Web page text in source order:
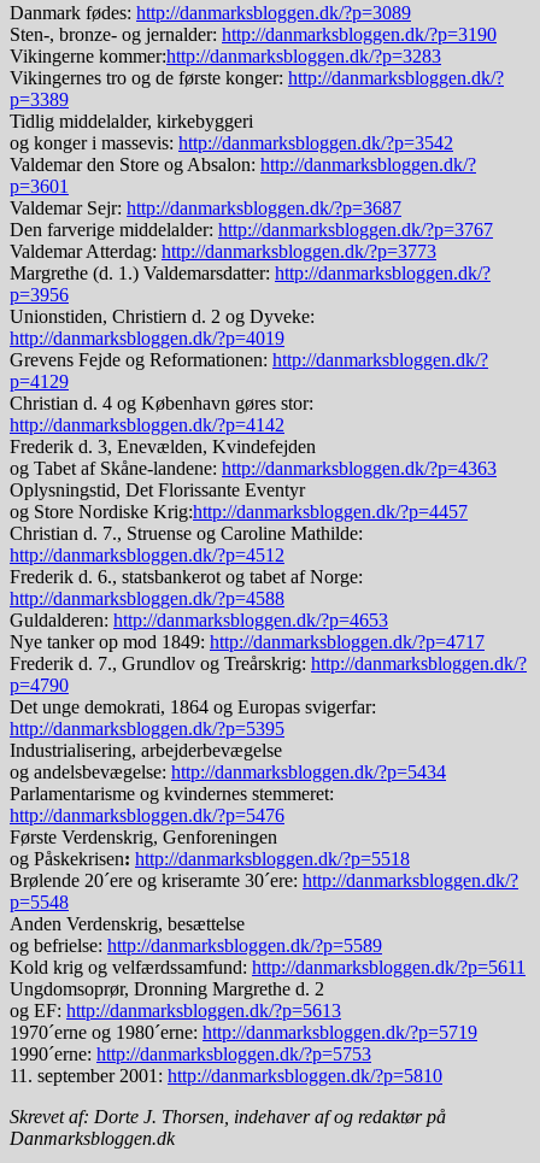
Danmark fødes: http://danmarksbloggen.dk/?p=3089
Sten-, bronze- og jernalder: http://danmarksbloggen.dk/?p=3190
Vikingerne kommer:http://danmarksbloggen.dk/?p=3283
Vikingernes tro og de første konger: http://danmarksbloggen.dk/?
p=3389
Tidlig middelalder, kirkebyggeri
og konger i massevis: http://danmarksbloggen.dk/?p=3542
Valdemar den Store og Absalon: http://danmarksbloggen.dk/?
p=3601
Valdemar Sejr: http://danmarksbloggen.dk/?p=3687
Den farverige middelalder: http://danmarksbloggen.dk/?p=3767
Valdemar Atterdag: http://danmarksbloggen.dk/?p=3773
Margrethe (d. 1.) Valdemarsdatter: http://danmarksbloggen.dk/?
p=3956
Unionstiden, Christiern d. 2 og Dyveke:
http://danmarksbloggen.dk/?p=4019
Grevens Fejde og Reformationen: http://danmarksbloggen.dk/?
p=4129
Christian d. 4 og København gøres stor:
http://danmarksbloggen.dk/?p=4142
Frederik d. 3, Enevælden, Kvindefejden
og Tabet af Skåne-landene: http://danmarksbloggen.dk/?p=4363
Oplysningstid, Det Florissante Eventyr
og Store Nordiske Krig:http://danmarksbloggen.dk/?p=4457
Christian d. 7., Struense og Caroline Mathilde:
http://danmarksbloggen.dk/?p=4512
Frederik d. 6., statsbankerot og tabet af Norge:
http://danmarksbloggen.dk/?p=4588
Guldalderen: http://danmarksbloggen.dk/?p=4653
Nye tanker op mod 1849: http://danmarksbloggen.dk/?p=4717
Frederik d. 7., Grundlov og Treårskrig: http://danmarksbloggen.dk/?
p=4790
Det unge demokrati, 1864 og Europas svigerfar:
http://danmarksbloggen.dk/?p=5395
Industrialisering, arbejderbevægelse
og andelsbevægelse: http://danmarksbloggen.dk/?p=5434
Parlamentarisme og kvindernes stemmeret:
http://danmarksbloggen.dk/?p=5476
Første Verdenskrig, Genforeningen
og Påskekrisen: http://danmarksbloggen.dk/?p=5518
Brølende 20´ere og kriseramte 30´ere: http://danmarksbloggen.dk/?
p=5548
Anden Verdenskrig, besættelse
og befrielse: http://danmarksbloggen.dk/?p=5589
Kold krig og velfærdssamfund: http://danmarksbloggen.dk/?p=5611
Ungdomsoprør, Dronning Margrethe d. 2
og EF: http://danmarksbloggen.dk/?p=5613
1970´erne og 1980´erne: http://danmarksbloggen.dk/?p=5719
1990´erne: http://danmarksbloggen.dk/?p=5753
11. september 2001: http://danmarksbloggen.dk/?p=5810
Skrevet af: Dorte J. Thorsen, indehaver af og redaktør på
Danmarksbloggen.dk